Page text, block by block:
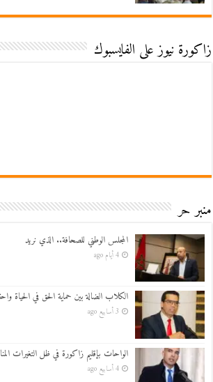
زاكورة نيوز على الفايسبوك
منبر حر
المجلس الوطني للصحافة.. الذي نريد
4 أيام ago
الكلاب الضالة بين حماية الحق في الحياة
3 أسابيع ago
الواحات بإقليم زاكورة في ظل التغيرات
4 أسابيع ago